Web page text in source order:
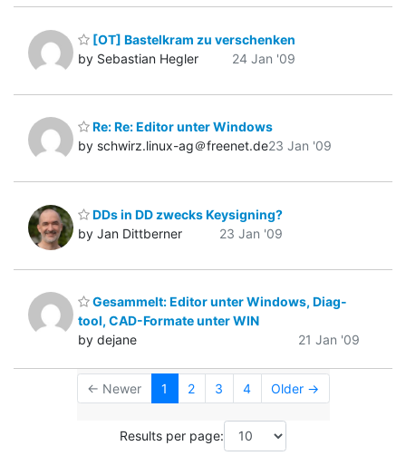
[OT] Bastelkram zu verschenken
by Sebastian Hegler
24 Jan '09
Re: Re: Editor unter Windows
by schwirz.linux-ag＠freenet.de23 Jan '09
DDs in DD zwecks Keysigning?
by Jan Dittberner
23 Jan '09
Gesammelt: Editor unter Windows, Diag-
tool, CAD-Formate unter WIN
by dejane
21 Jan '09
← Newer 1 2 3 4 Older →
Results per page: